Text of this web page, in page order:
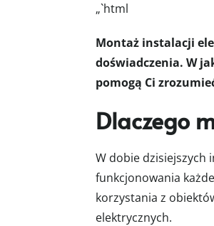
„`html
Montaż instalacji
doświadczenia. W
pomogą Ci
Dlaczego
W dobie dzisiejszych
funkcjonowania
korzystania z
elektrycznych.